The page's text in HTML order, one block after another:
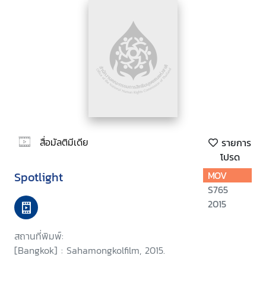
สื่อมัลติมีเดีย
รายการ
โปรด
Spotlight
สถานที่พิมพ์:
[Bangkok] : Sahamongkolfilm, 2015.
MOV
S765
2015